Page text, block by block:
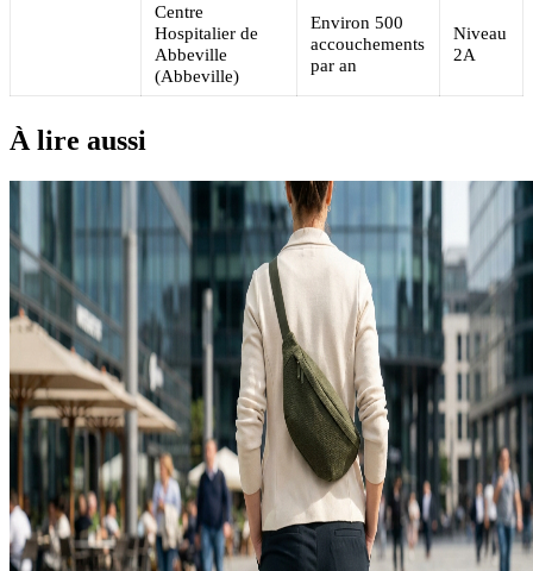
Centre
Hospitalier de
Abbeville
(Abbeville)
Environ 500
accouchements
par an
Niveau
2A
À lire aussi